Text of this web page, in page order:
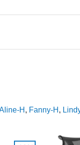
H , Fanny-H ,